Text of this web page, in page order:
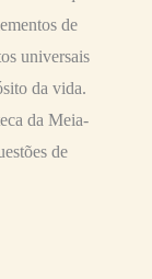
de
universais
da vida.
da Meia-
de